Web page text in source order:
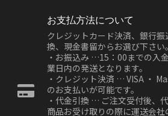
お支払方法について
クレジットカード決済、銀行
換、現金書留からお選び下さい。
・お振込み …15：00までの入
業日内の発送となります。
・クレジット決済 … VISA ・
のお支払いが可能です。
・代金引換 … ご注文受付後、
商品お受け取りの際に運送会